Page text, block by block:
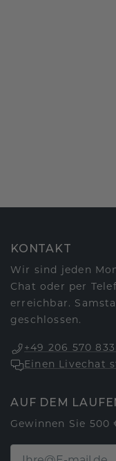
KONTAKT
Wir sind jeden
Chat oder per
erreichbar.
geschlossen.
+49 206 570
Einen Livechat
AUF DEM
Gewinnen Sie